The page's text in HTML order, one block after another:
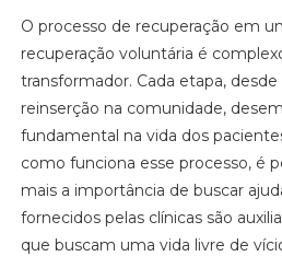
O processo de recuperação em
recuperação voluntária é
transformador. Cada etapa, desde
reinserção na comunidade,
fundamental na vida dos
como funciona esse processo, é
mais a importância de buscar
fornecidos pelas clínicas são
que buscam uma vida livre de